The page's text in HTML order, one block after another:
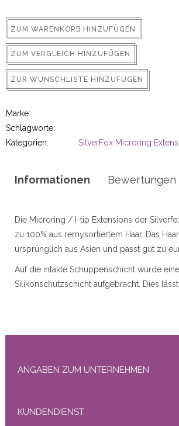
in
ZUM WARENKORB HINZUFÜGEN
ZUM VERGLEICH HINZUFÜGEN
ZUR WUNSCHLISTE HINZUFÜGEN
Marke:
Schlagworte:
Kategorien:
SilverFox Microring
Informationen Bewertungen
Die Microring / I-tip Extensions der
zu 100% aus remysortiertem Haar. Das
ursprünglich aus Asien und passt gut zu
Auf die intakte Schuppenschicht wurde
Silikonschutzschicht aufgebracht. Dies
Platzieren Sie diese Art von
natürliche Wellenform)
ANGABEN ZUM UNTERNEHMEN
KUNDENDIENST